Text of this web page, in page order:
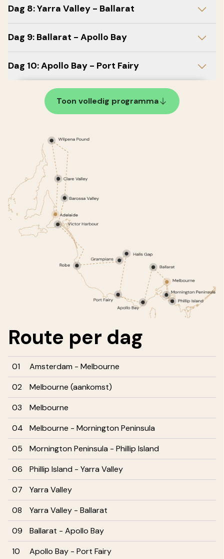
Dag 8: Yarra Valley - Ballarat
Dag 9: Ballarat - Apollo Bay
Dag 10: Apollo Bay - Port Fairy
Toon volledig programma
Route per dag
01
Amsterdam - Melbourne
02
Melbourne (aankomst)
03
Melbourne
04
Melbourne - Mornington Peninsula
05
Mornington Peninsula - Phillip Island
06
Phillip Island - Yarra Valley
07
Yarra Valley
08
Yarra Valley - Ballarat
09
Ballarat - Apollo Bay
10
Apollo Bay - Port Fairy